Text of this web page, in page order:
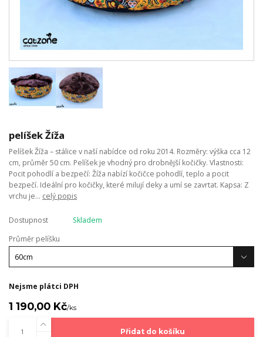
pelíšek Žíža
Pelíšek Žíža – stálice v naší nabídce od roku 2014. Rozměry: výška cca 12
cm, průměr 50 cm. Pelíšek je vhodný pro drobnější kočičky. Vlastnosti:
Pocit pohodlí a bezpečí: Žíža nabízí kočičce pohodlí, teplo a pocit
bezpečí. Ideální pro kočičky, které milují deky a umí se zavrtat. Kapsa: Z
vrchu je... celý popis
Dostupnost
Skladem
Průměr pelíšku
Nejsme plátci DPH
1 190,00 Kč/ks
Přidat do košíku